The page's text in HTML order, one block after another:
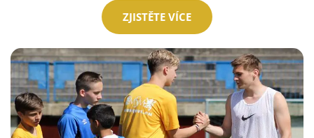
ZJISTĚTE VÍCE